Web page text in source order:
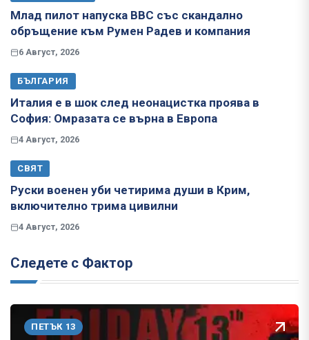
Млад пилот напуска ВВС със скандално
обръщение към Румен Радев и компания
6 Август, 2026
БЪЛГАРИЯ
Италия е в шок след неонацистка проява в
София: Омразата се върна в Европа
4 Август, 2026
СВЯТ
Руски военен уби четирима души в Крим,
включително трима цивилни
4 Август, 2026
Следете с Фактор
ПЕТЪК 13